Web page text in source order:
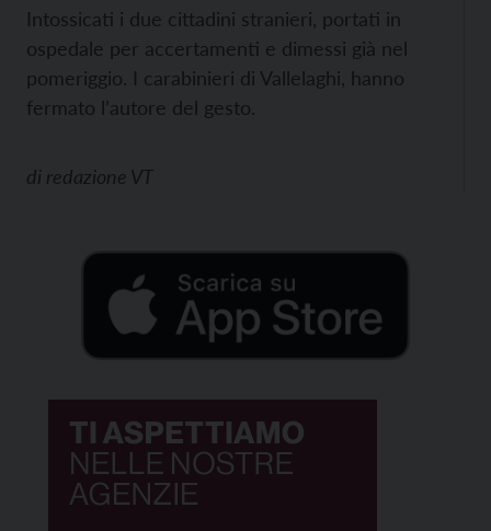
Intossicati i due cittadini stranieri, portati in
ospedale per accertamenti e dimessi già nel
pomeriggio. I carabinieri di Vallelaghi, hanno
fermato l’autore del gesto.
di redazione VT